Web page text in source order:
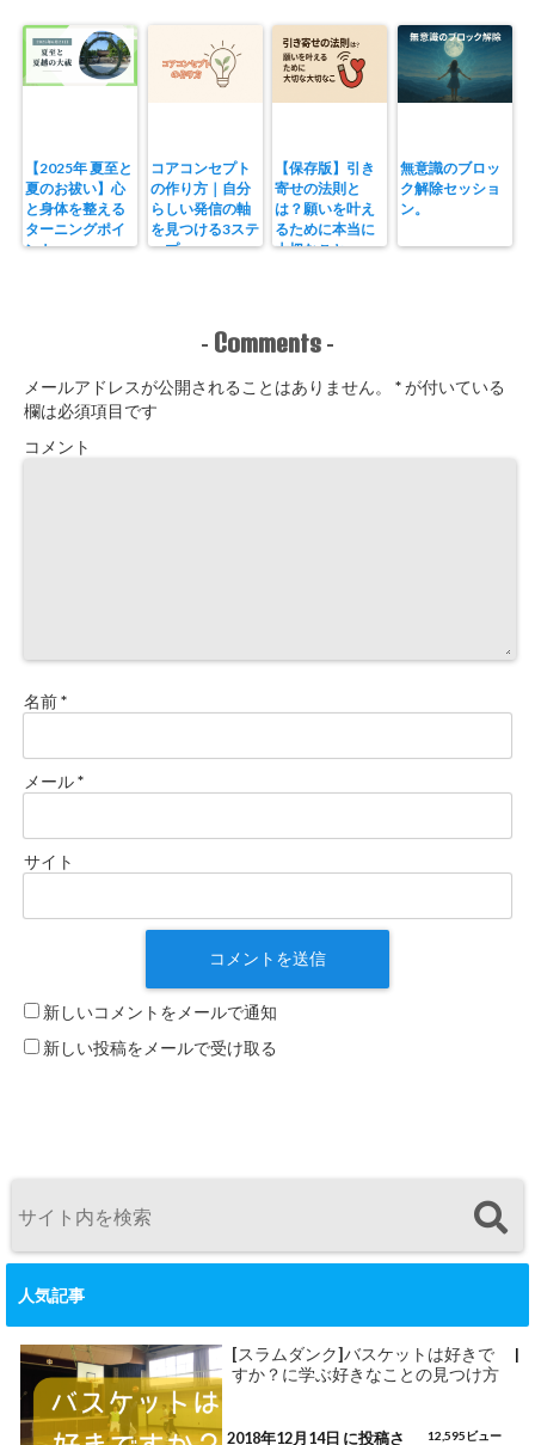
【2025年 夏至と
夏のお祓い】心
と身体を整える
ターニングポイ
ント
コアコンセプト
の作り方｜自分
らしい発信の軸
を見つける3ステ
ップ
【保存版】引き
寄せの法則と
は？願いを叶え
るために本当に
大切なこと。
無意識のブロッ
ク解除セッショ
ン。
- Comments -
メールアドレスが公開されることはありません。 *が付いている
欄は必須項目です
コメント
名前*
メール*
サイト
新しいコメントをメールで通知
新しい投稿をメールで受け取る
人気記事
[スラムダンク]バスケットは好きで
すか？に学ぶ好きなことの見つけ方
12,595ビュー
|
2018年12月14日 に投稿さ